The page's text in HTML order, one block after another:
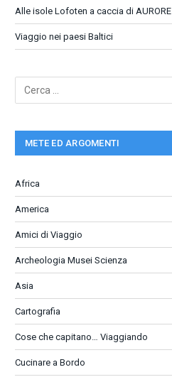
Alle isole Lofoten a caccia di AURORE
Viaggio nei paesi Baltici
METE ED ARGOMENTI
Africa
America
Amici di Viaggio
Archeologia Musei Scienza
Asia
Cartografia
Cose che capitano… Viaggiando
Cucinare a Bordo